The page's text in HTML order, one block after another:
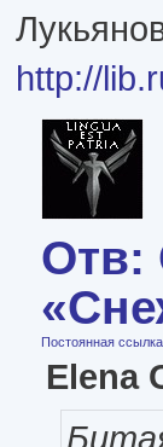
http://
Отв:
Постоянная
Elena